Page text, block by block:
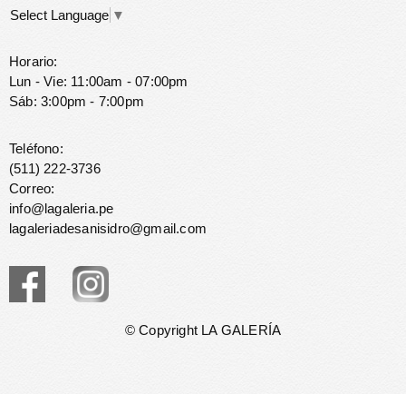
Select Language ▼
Horario:
Lun - Vie: 11:00am - 07:00pm
Sáb: 3:00pm - 7:00pm
Teléfono:
(511) 222-3736
Correo:
info@lagaleria.pe
lagaleriadesanisidro@gmail.com
© Copyright LA GALERÍA